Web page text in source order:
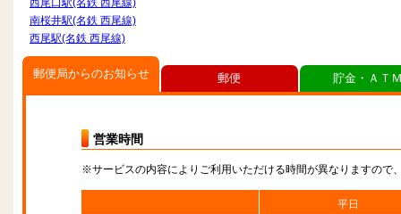
西尾口駅(名鉄 西尾線)
南桜井駅(名鉄 西尾線)
西尾駅(名鉄 西尾線)
郵便局からのお知らせ
営業時間
※サービスの内容によりご利用いただける時間が異なりますので
平日
郵便 貯金・ＡＴ